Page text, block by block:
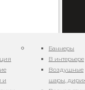
и
Баннеры
В интерьере
Воздушные
шары,